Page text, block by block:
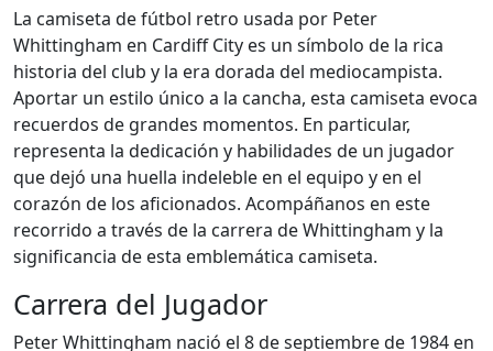
La camiseta de fútbol retro usada por Peter
Whittingham en Cardiff City es un símbolo de la rica
historia del club y la era dorada del mediocampista.
Aportar un estilo único a la cancha, esta camiseta evoca
recuerdos de grandes momentos. En particular,
representa la dedicación y habilidades de un jugador
que dejó una huella indeleble en el equipo y en el
corazón de los aficionados. Acompáñanos en este
recorrido a través de la carrera de Whittingham y la
significancia de esta emblemática camiseta.
Carrera del Jugador
Peter Whittingham nació el 8 de septiembre de 1984 en